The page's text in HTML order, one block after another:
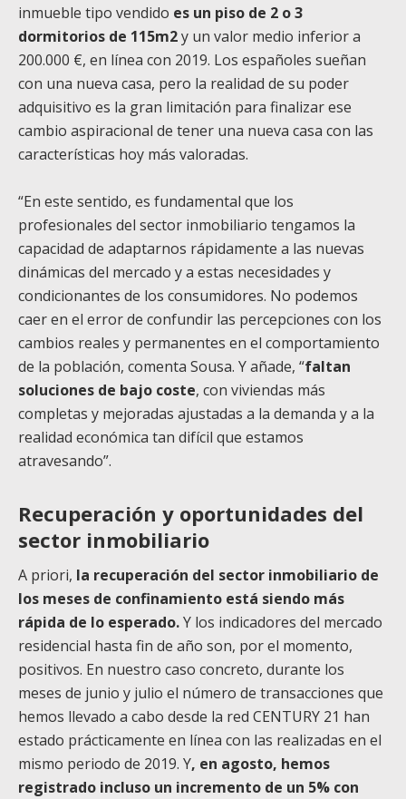
inmueble tipo vendido es un piso de 2 o 3
dormitorios de 115m2y un valor medio inferior a
200.000 €, en línea con 2019. Los españoles sueñan
con una nueva casa, pero la realidad de su poder
adquisitivo es la gran limitación para finalizar ese
cambio aspiracional de tener una nueva casa con las
características hoy más valoradas.
“En este sentido, es fundamental que los
profesionales del sector inmobiliario tengamos la
capacidad de adaptarnos rápidamente a las nuevas
dinámicas del mercado y a estas necesidades y
condicionantes de los consumidores. No podemos
caer en el error de confundir las percepciones con los
cambios reales y permanentes en el comportamiento
de la población, comenta Sousa. Y añade, “faltan
soluciones de bajo coste, con viviendas más
completas y mejoradas ajustadas a la demanda y a la
realidad económica tan difícil que estamos
atravesando”.
Recuperación y oportunidades del
sector inmobiliario
A priori, la recuperación del sector inmobiliario de
los meses de confinamiento está siendo más
rápida de lo esperado.Y los indicadores del mercado
residencial hasta fin de año son, por el momento,
positivos. En nuestro caso concreto, durante los
meses de junio y julio el número de transacciones que
hemos llevado a cabo desde la red CENTURY 21 han
estado prácticamente en línea con las realizadas en el
mismo periodo de 2019. Y, en agosto, hemos
registrado incluso un incremento de un 5% con